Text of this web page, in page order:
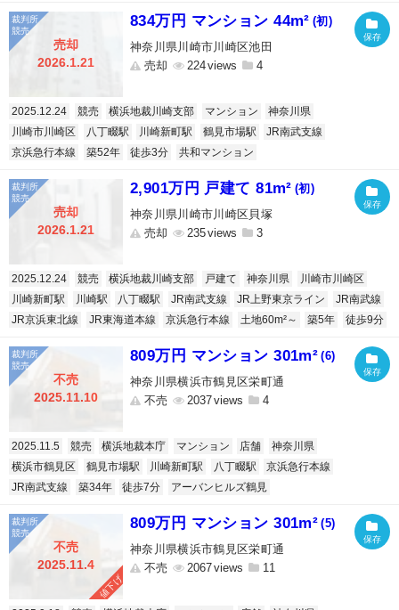
売却
2026.1.21
834万円 マンション 44m² (初)
神奈川県川崎市川崎区池田
売却
224 4
2025.12.24 競売 横浜地裁川崎支部 マンション
神奈川県
川崎市川崎区
八丁畷駅 川崎新町駅 鶴見市場駅
JR南武支線
京浜急行本線
築52年 徒歩3分 共和マンション
売却
2026.1.21
2,901万円 戸建て 81m² (初)
神奈川県川崎市川崎区貝塚
売却
235 3
2025.12.24 競売 横浜地裁川崎支部 戸建て 神奈川県
川崎市川崎区
川崎新町駅
川崎駅 八丁畷駅 JR南武支線 JR上野東京ライン
JR南武線
JR京浜東北線
JR東海道本線 京浜急行本線 土地60m²～ 築5年 徒歩9分
不売
2025.11.10
809万円 マンション 301m² (6)
神奈川県横浜市鶴見区栄町通
不売
2037 4
2025.11.5 競売 横浜地裁本庁 マンション 店舗
神奈川県
横浜市鶴見区
鶴見市場駅 川崎新町駅 八丁畷駅
京浜急行本線
JR南武支線
築34年 徒歩7分 アーバンヒルズ鶴見
不売
2025.11.4
値下げ
809万円 マンション 301m² (5)
神奈川県横浜市鶴見区栄町通
不売
2067 11